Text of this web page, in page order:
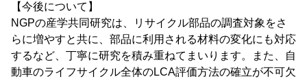
【今後について】
NGPの産学共同研究は、リサイクル部品の調査対象をさ
らに増やすと共に、部品に利用される材料の変化にも対応
するなど、丁寧に研究を積み重ねてまいります。また、自
動車のライフサイクル全体のLCA評価方法の確立が不可欠